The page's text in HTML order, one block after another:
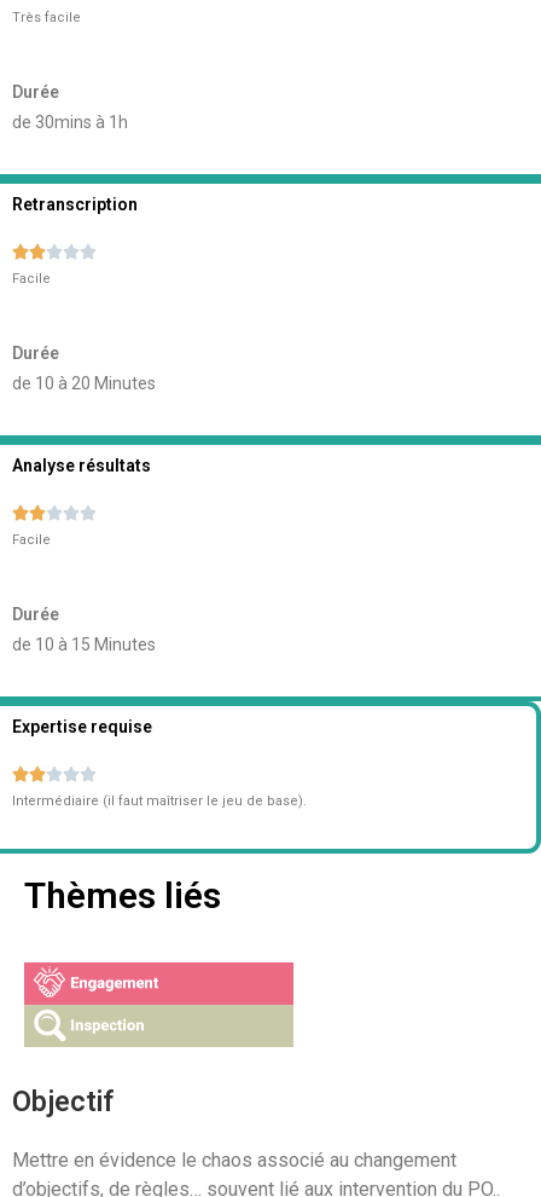
Très facile
Durée
de 30mins à 1h
Retranscription

Facile
Durée
de 10 à 20 Minutes
Analyse résultats

Facile
Durée
de 10 à 15 Minutes
Expertise requise

Intermédiaire (il faut maîtriser le jeu de base).
Thèmes liés
Objectif
Mettre en évidence le chaos associé au changement
d’objectifs, de règles… souvent lié aux intervention du PO..